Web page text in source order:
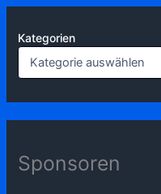
Kategorien
Sponsoren